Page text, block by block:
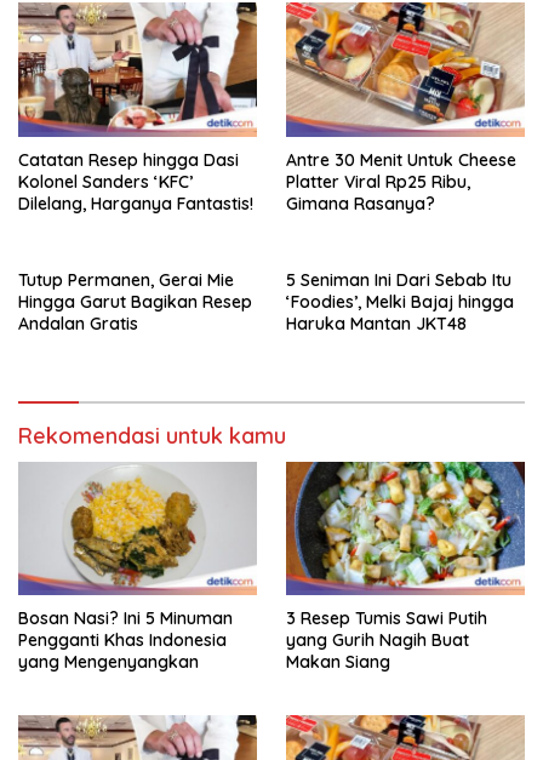
Catatan Resep hingga Dasi
Kolonel Sanders ‘KFC’
Dilelang, Harganya Fantastis!
Antre 30 Menit Untuk Cheese
Platter Viral Rp25 Ribu,
Gimana Rasanya?
Tutup Permanen, Gerai Mie
Hingga Garut Bagikan Resep
Andalan Gratis
5 Seniman Ini Dari Sebab Itu
‘Foodies’, Melki Bajaj hingga
Haruka Mantan JKT48
Rekomendasi untuk kamu
Bosan Nasi? Ini 5 Minuman
Pengganti Khas Indonesia
yang Mengenyangkan
3 Resep Tumis Sawi Putih
yang Gurih Nagih Buat
Makan Siang